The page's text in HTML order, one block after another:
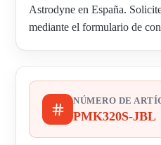
Astrodyne en España.
mediante el formulario de
NÚMERO DE
PMK320S-JBL